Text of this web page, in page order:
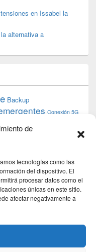
de
tecnologías como las
del dispositivo. El
procesar datos como el
únicas en este sitio.
afectar negativamente a
en Issabel la
alternativa a
Backup
Conexión 5G
web
iphone
raspberrypi
torrent
Windows